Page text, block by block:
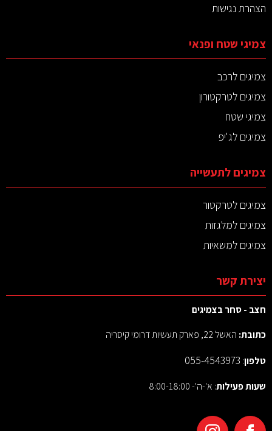
הצהרת נגישות
צמיגי שטח ופנאי
צמיגים לרכב
צמיגים לטרקטורון
צמיגי שטח
צמיגים לג'יפ
צמיגים לתעשייה
צמיגים לטרקטור
צמיגים למלגזות
צמיגים למשאיות
יצירת קשר
חצב - סחר בצמיגים
כתובת: האשל 22, פארק תעשיות דרומי קיסריה
טלפון:
055-4543973
שעות פעילות: א'-ה'- 8:00-18:00